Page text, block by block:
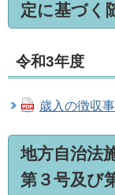
定に基づく
令和3年度
歳入の徴収
地方自治法
第３号及び